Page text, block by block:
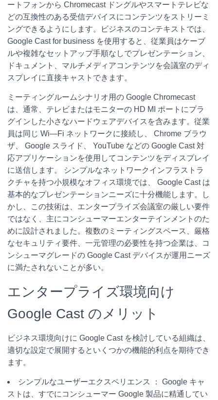
ートフォンから Chromecast ドングルやスマートテレビな
どの互換性のある受信デバイスにコンテンツをストリーミ
ングできるようにします。ビジネスのコンテキストでは、
Google Cast for business を使用すると、従業員はケーブ
ルや複雑なセットアップ手順なしでプレゼンテーション、
ドキュメント、マルチメディアコンテンツを会議室のディ
スプレイに直接キャストできます。
ミーティングルームシナリオ用の Google Chromecast
は、通常、テレビまたはモニターの HD MI ポートにプラ
グインした小さなハードウェアデバイスを含みます。従業
員は同じ Wi—Fi ネットワークに接続し、 Chrome ブラウ
ザ、 Google スライド、 YouTube などの Google Cast 対
応アプリケーションを使用してコンテンツをディスプレイ
に送信します。 シンプルなネットワークインフラストラ
クチャを持つ小規模なオフィス環境では、 Google Cast は
基本的なプレゼンテーションニーズに十分機能します。し
かし、この技術は、エンタープライズ会議室の厳しい要件
ではなく、主にコンシューマーエンターテインメントのた
めに設計されました。複数のミーティングスペース、厳格
なセキュリティ要件、一元管理の必要性を持つ企業は、コ
ンシューマグレードの Google Cast デバイスが運用ニーズ
に満たされないことが多い。
エンタープライズ環境向け
Google Cast のメリット
ビジネス環境向けに Google Cast を検討している組織は、
適切な設定で展開するといくつかの機能的利点を期待でき
ます。
シンプルなユーザーエクスペリエンス
： Google キャ
ストは、すでにコンシューマー Google 製品に精通してい